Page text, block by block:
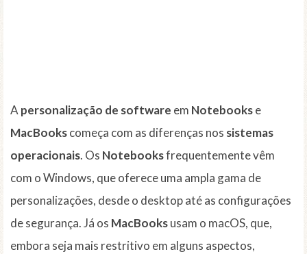
A personalização de software em Notebookse
MacBookscomeça com as diferenças nos sistemas
operacionais. Os Notebooksfrequentemente vêm
com o Windows, que oferece uma ampla gama de
personalizações, desde o desktop até as configurações
de segurança. Já os MacBooksusam o macOS, que,
embora seja mais restritivo em alguns aspectos,